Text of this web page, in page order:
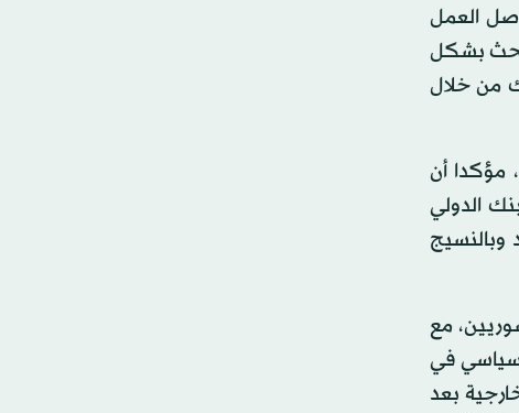
العمل
بشكل
من خلال
مؤكدا أن
الدولي
وبالنسيج
مع
في
بعد